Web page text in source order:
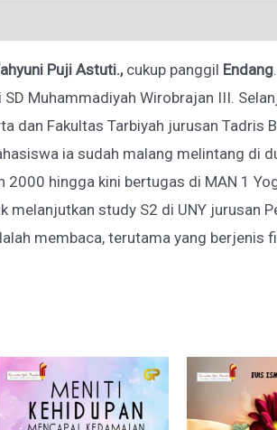
Puji Astuti., cukup panggil Endang
Muhammadiyah Wirobrajan III.
dan Fakultas Tarbiyah jurusan Tadris
ia sudah malang melintang di
2000 hingga kini bertugas di MAN 1
melanjutkan study S2 di UNY jurusan
membaca, terutama yang berjenis